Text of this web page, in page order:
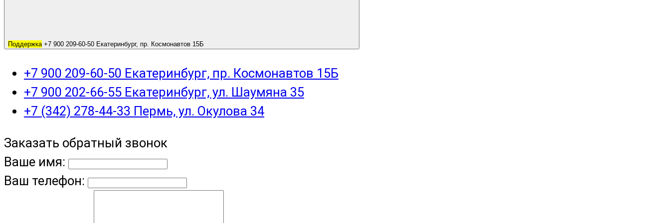
Поддержка +7 900 209-60-50 Екатеринбург, пр. Космонавтов 15Б
+7 900 209-60-50 Екатеринбург, пр. Космонавтов 15Б
+7 900 202-66-55 Екатеринбург, ул. Шаумяна 35
+7 (342) 278-44-33 Пермь, ул. Окулова 34
Заказать обратный звонок
Ваше имя:
Ваш телефон: